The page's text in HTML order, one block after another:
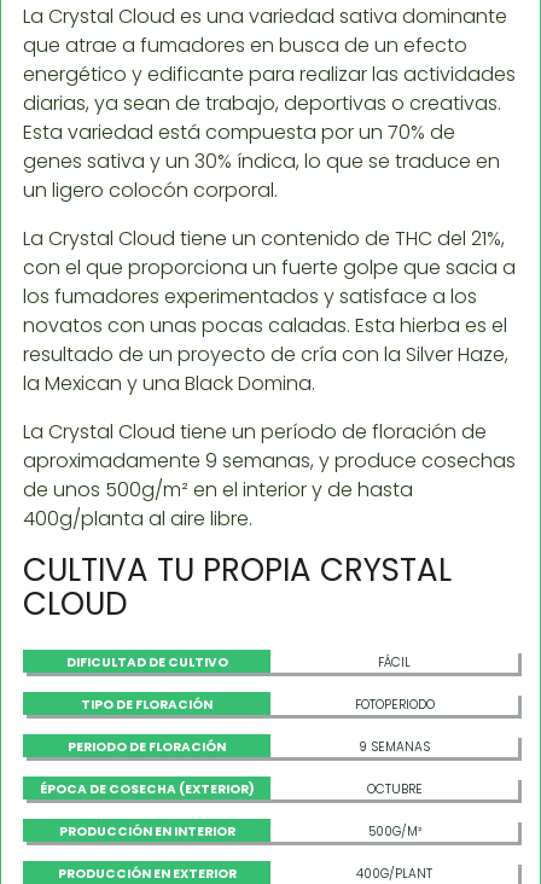
La Crystal Cloud es una variedad sativa dominante
que atrae a fumadores en busca de un efecto
energético y edificante para realizar las actividades
diarias, ya sean de trabajo, deportivas o creativas.
Esta variedad está compuesta por un 70% de
genes sativa y un 30% índica, lo que se traduce en
un ligero colocón corporal.
La Crystal Cloud tiene un contenido de THC del 21%,
con el que proporciona un fuerte golpe que sacia a
los fumadores experimentados y satisface a los
novatos con unas pocas caladas. Esta hierba es el
resultado de un proyecto de cría con la Silver Haze,
la Mexican y una Black Domina.
La Crystal Cloud tiene un período de floración de
aproximadamente 9 semanas, y produce cosechas
de unos 500g/m² en el interior y de hasta
400g/planta al aire libre.
CULTIVA TU PROPIA CRYSTAL
CLOUD
DIFICULTAD DE CULTIVO FÁCIL
TIPO DE FLORACIÓN FOTOPERIODO
PERIODO DE FLORACIÓN 9 SEMANAS
ÉPOCA DE COSECHA (EXTERIOR) OCTUBRE
PRODUCCIÓN EN INTERIOR 500G/M²
PRODUCCIÓN EN EXTERIOR 400G/PLANT